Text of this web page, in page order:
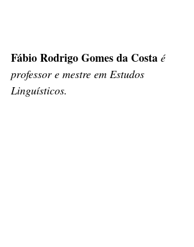
Fábio Rodrigo Gomes da Costa é
professor e mestre em Estudos
Linguísticos.